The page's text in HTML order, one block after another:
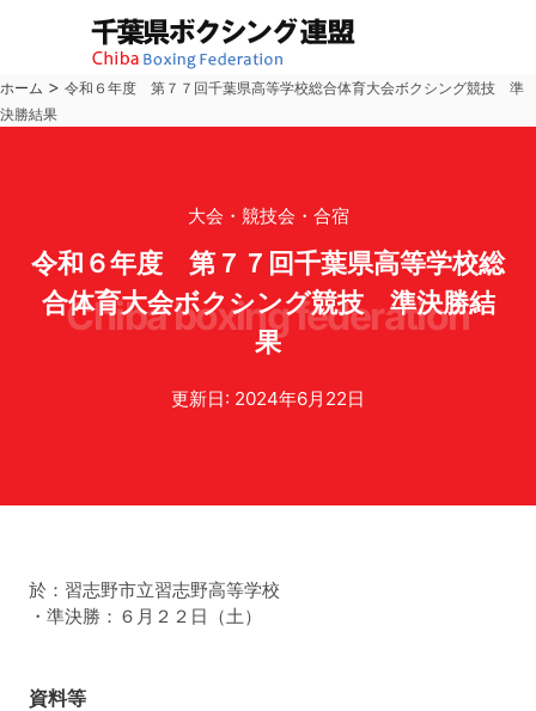
ホーム > 令和６年度 第７７回千葉県高等学校総合体育大会ボクシング競技 準
決勝結果
chiba boxing federation
大会・競技会・合宿
令和６年度 第７７回千葉県高等学校総
合体育大会ボクシング競技 準決勝結
果
更新日: 2024年6月22日
於：習志野市立習志野高等学校
・準決勝：６月２２日（土）
資料等